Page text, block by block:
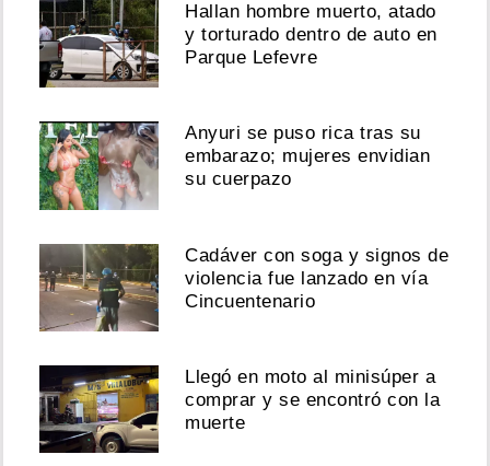
Hallan hombre muerto, atado
y torturado dentro de auto en
Parque Lefevre
Anyuri se puso rica tras su
embarazo; mujeres envidian
su cuerpazo
Cadáver con soga y signos de
violencia fue lanzado en vía
Cincuentenario
Llegó en moto al minisúper a
comprar y se encontró con la
muerte